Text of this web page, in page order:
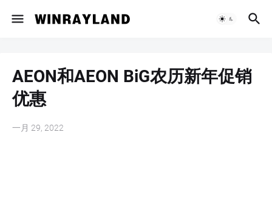
AEON和AEON BiG农历新年促销
优惠
一月 29, 2022